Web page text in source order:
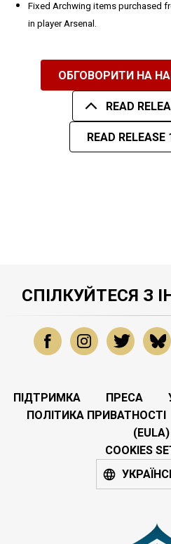
Fixed Archwing items purchased
in player Arsenal.
ОБГОВОРИТИ НА
READ
READ RELEASE
СПІЛКУЙТЕСЯ З
ПІДТРИМКА ПРЕСА
ПОЛІТИКА ПРИВАТНОСТІ
(EULA)
COOKIES